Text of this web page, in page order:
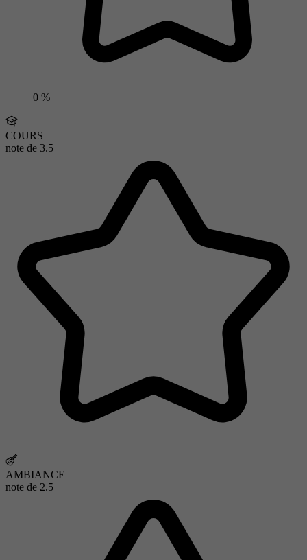
0 %
COURS
note de 3.5
AMBIANCE
note de 2.5